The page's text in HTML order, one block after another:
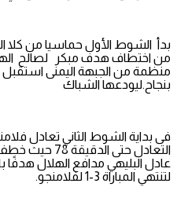
بدأ الشوط الأول حماسيا من كلا
منظمة من الجبهة اليمنى استقبل
بنجاح.ليودعها الشباك
التعادل حتى
لتنتهي المباراة 3-1 لفلامنجو.